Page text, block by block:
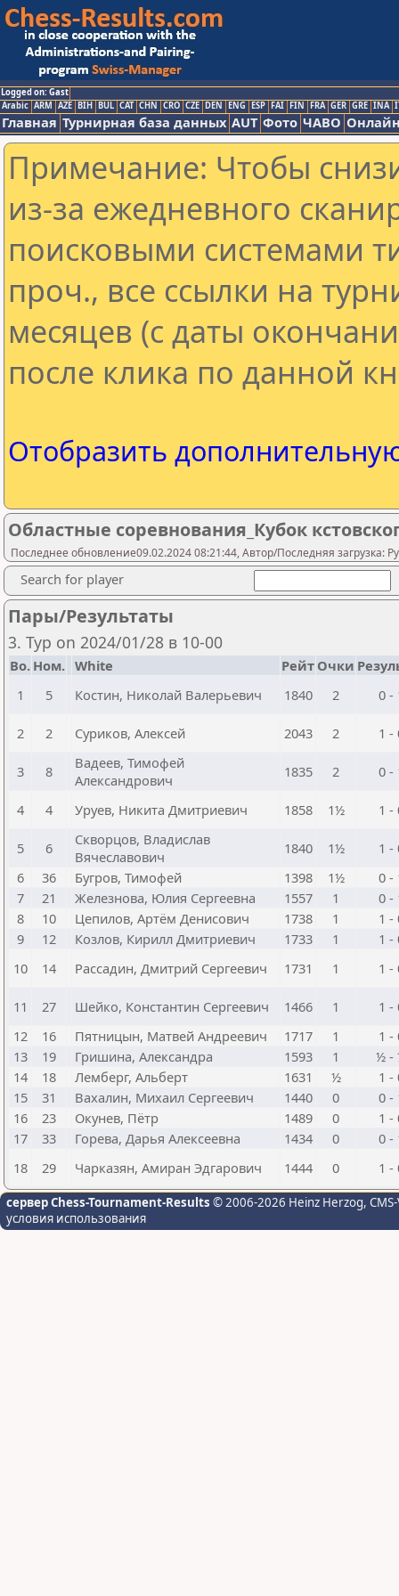
Logged on: Gast
Arabic ARM AZE BIH BUL CAT CHN CRO CZE DEN ENG ESP FAI FIN FRA GER GRE INA
Главная Турнирная база данных AUT Фото ЧАВО
Примечание: Чтобы
из-за ежедневного
поисковыми системами
проч., все ссылки на
месяцев (с даты
после клика по данной
Отобразить
Областные соревнования_Кубок
Последнее обновление09.02.2024 08:21:44, Автор/Последняя загрузка:
Search for player
Пары/Результаты
3. Тур on 2024/01/28 в 10-00
Bo. Ном. White Рейт Очки
1
5 Костин, Николай Валерьевич 1840 2 0 -
2 2 Суриков, Алексей 2043 2 1 -
3 8
Вадеев, Тимофей
Александрович
1835 2 0 -
4 4 Уруев, Никита Дмитриевич 1858 1½ 1 -
5 6
Скворцов, Владислав
Вячеславович
1840 1½
1 -
6
36 Бугров, Тимофей 1398 1½
0 -
7
21 Железнова, Юлия Сергеевна 1557 1
0 -
8
10 Цепилов, Артём Денисович 1738 1
1 -
9
12 Козлов, Кирилл Дмитриевич 1733 1
1 -
10
14 Рассадин, Дмитрий Сергеевич 1731 1 1 -
11 27 Шейко, Константин Сергеевич 1466 1
1 -
12
16 Пятницын, Матвей Андреевич 1717 1
1 -
13
19 Гришина, Александра 1593 1
½ -
14
18 Лемберг, Альберт 1631 ½
1 -
15
31 Вахалин, Михаил Сергеевич 1440 0
0 -
16
23 Окунев, Пётр 1489 0
1 -
17
33 Горева, Дарья Алексеевна 1434 0
0 -
18
29 Чарказян, Амиран Эдгарович 1444 0 1 -
сервер Chess-Tournament-Results © 2006-2026 Heinz Herzog,
условия использования